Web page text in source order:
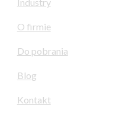
O firmie
Do pobrania
Blog
Kontakt